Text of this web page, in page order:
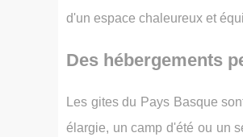
d'un espace chaleureux et
Des hébergements
Les gites du Pays Basque
élargie, un camp d'été ou un